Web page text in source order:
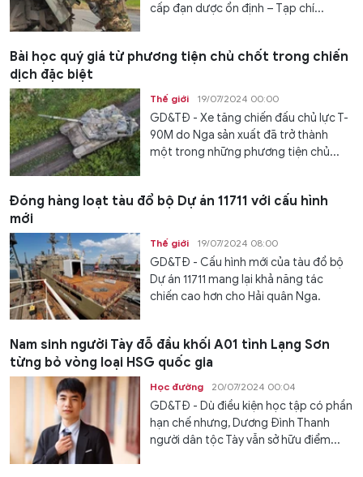
cấp đạn dược ổn định – Tạp chí...
Bài học quý giá từ phương tiện chủ chốt trong chiến
dịch đặc biệt
Thế giới 19/07/2024 00:00
GD&TĐ - Xe tăng chiến đấu chủ lực T-
90M do Nga sản xuất đã trở thành
một trong những phương tiện chủ...
Đóng hàng loạt tàu đổ bộ Dự án 11711 với cấu hình
mới
Thế giới 19/07/2024 08:00
GD&TĐ - Cấu hình mới của tàu đổ bộ
Dự án 11711 mang lại khả năng tác
chiến cao hơn cho Hải quân Nga.
Nam sinh người Tày đỗ đầu khối A01 tỉnh Lạng Sơn
từng bỏ vòng loại HSG quốc gia
Học đường 20/07/2024 00:04
GD&TĐ - Dù điều kiện học tập có phần
hạn chế nhưng, Dương Đình Thanh
người dân tộc Tày vẫn sở hữu điểm...